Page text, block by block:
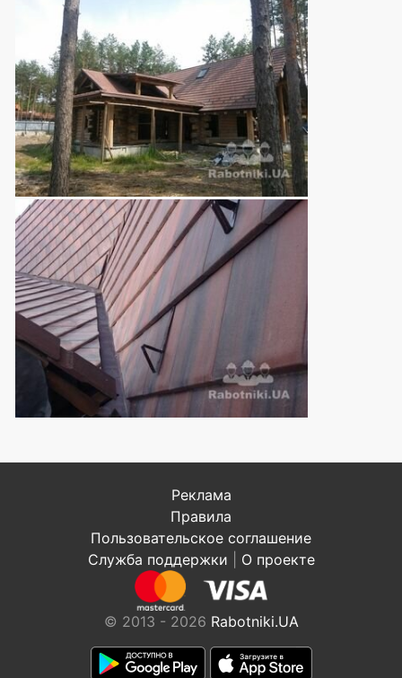
Реклама
Правила
Пользовательское соглашение
Служба поддержки
О проекте
© 2013 - 2026 Rabotniki.UA